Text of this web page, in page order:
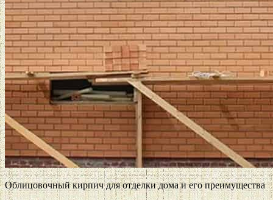
Облицовочный кирпич для отделки дома и его преимущества